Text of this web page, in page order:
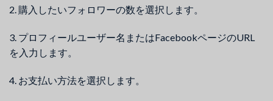
2. 購入したいフォロワーの数を選択します。
3. プロフィールユーザー名またはFacebookページのURL
を入力します。
4. お支払い方法を選択します。